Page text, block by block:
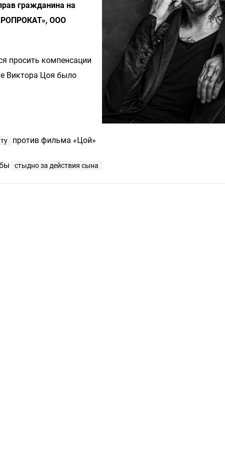
гражданина на
ООО
просить компенсации
Виктора Цоя было
против фильма «Цой»
стыдно за действия сына